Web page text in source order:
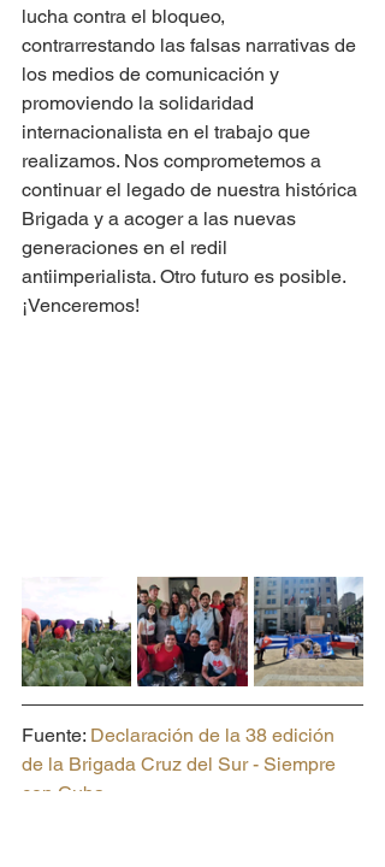
lucha contra el bloqueo,
contrarrestando las falsas narrativas de
los medios de comunicación y
promoviendo la solidaridad
internacionalista en el trabajo que
realizamos. Nos comprometemos a
continuar el legado de nuestra histórica
Brigada y a acoger a las nuevas
generaciones en el redil
antiimperialista. Otro futuro es posible.
¡Venceremos!
Fuente: Declaración de la 38 edición
de la Brigada Cruz del Sur - Siempre
con Cuba